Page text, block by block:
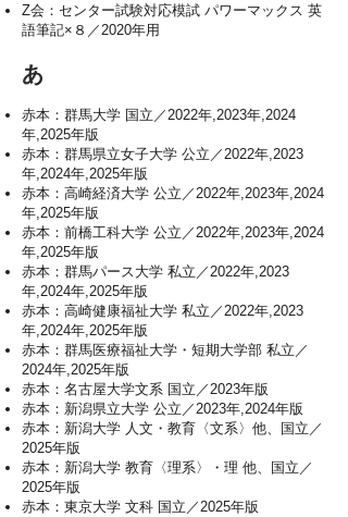
Z会：センター試験対応模試 パワーマックス 英
語筆記×８／2020年用
あ
赤本：群馬大学 国立／2022年,2023年,2024
年,2025年版
赤本：群馬県立女子大学 公立／2022年,2023
年,2024年,2025年版
赤本：高崎経済大学 公立／2022年,2023年,2024
年,2025年版
赤本：前橋工科大学 公立／2022年,2023年,2024
年,2025年版
赤本：群馬パース大学 私立／2022年,2023
年,2024年,2025年版
赤本：高崎健康福祉大学 私立／2022年,2023
年,2024年,2025年版
赤本：群馬医療福祉大学・短期大学部 私立／
2024年,2025年版
赤本：名古屋大学文系 国立／2023年版
赤本：新潟県立大学 公立／2023年,2024年版
赤本：新潟大学 人文・教育〈文系〉他、国立／
2025年版
赤本：新潟大学 教育〈理系〉・理 他、国立／
2025年版
赤本：東京大学 文科 国立／2025年版